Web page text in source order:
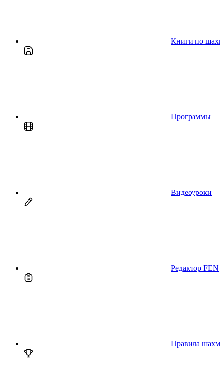
Книги по
Программы
Видеоуроки
Редактор FEN
Правила